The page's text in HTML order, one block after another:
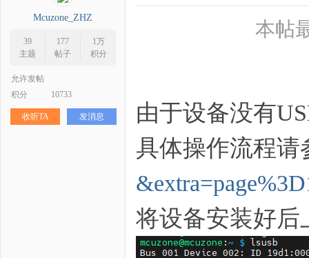
Mcuzone_ZHZ
39
主题
177
帖子
1万
积分
允许发帖
积分
10733
收听TA 发消息
本帖
由于设备没有
具体操作流程请
将设备安装好后